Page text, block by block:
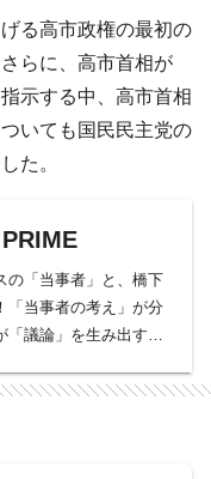
る高市政権の最初の
らに、高市首相が
示する中、高市首相
いても国民民主党の
た。
の「当事者」と、橋下
「当事者の考え」が分
議論」を生み出す！
据え、当事者との
本の今を変えていく。